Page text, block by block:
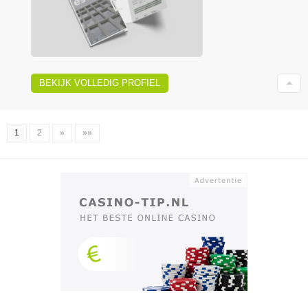
BEKIJK VOLLEDIG PROFIEL
1 2 » »»